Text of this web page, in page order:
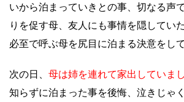
いから泊まっていきとの事、切なる声
りを促す母、友人にも事情を隠してい
必至で呼ぶ母を尻目に泊まる決意をし
次の日、 母は姉を連れて家出していまし
知らずに泊まった事を後悔、泣きじゃ